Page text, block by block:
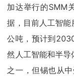
加达举行的SMM
据，目前人工智
公吨，预计到
然人工智能和半
之一，但锡也从